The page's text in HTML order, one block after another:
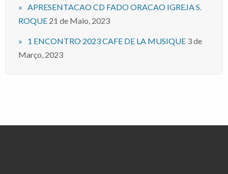
APRESENTACAO CD FADO ORACAO IGREJA S.
ROQUE 21 de Maio, 2023
1 ENCONTRO 2023 CAFE DE LA MUSIQUE 3 de
Março, 2023